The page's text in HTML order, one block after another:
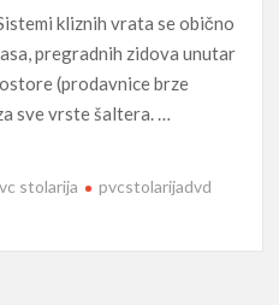
kliznih vrata se obično
pregradnih zidova unutar
(prodavnice brze
sve vrste šaltera. …
stolarija pvcstolarijadvd